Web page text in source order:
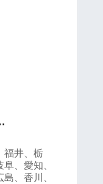
福井、栃
、愛知、
、香川、